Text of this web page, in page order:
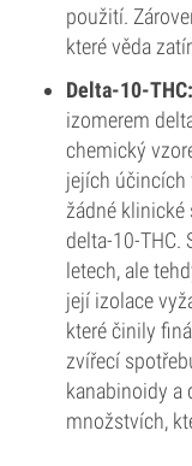
použití.
které věda
Delta-10-THC:
izomerem
chemický
jejích
žádné
delta-10-THC.
letech, ale
její izolace
které činily
zvířecí
kanabinoidy a
množstvích,